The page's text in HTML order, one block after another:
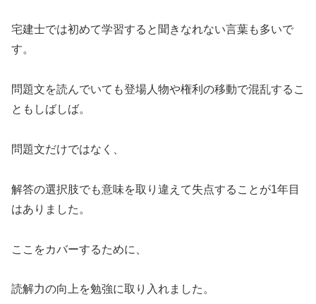
宅建士では初めて学習すると聞きなれない言葉も多いで
す。
問題文を読んでいても登場人物や権利の移動で混乱するこ
ともしばしば。
問題文だけではなく、
解答の選択肢でも意味を取り違えて失点することが1年目
はありました。
ここをカバーするために、
読解力の向上を勉強に取り入れました。